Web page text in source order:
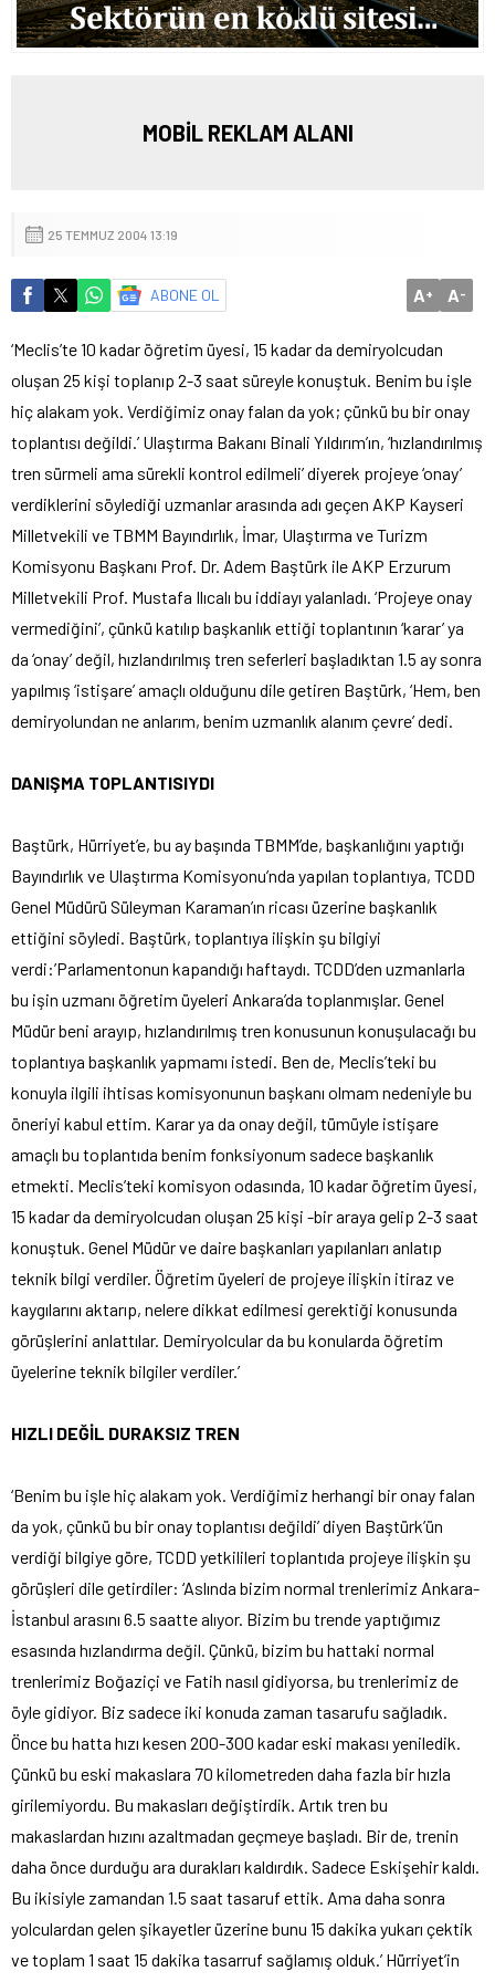
MOBİL REKLAM ALANI
25 TEMMUZ 2004 13:19
ABONE OL A+ A-
‘Meclis’te 10 kadar öğretim üyesi, 15 kadar da demiryolcudan
oluşan 25 kişi toplanıp 2-3 saat süreyle konuştuk. Benim bu işle
hiç alakam yok. Verdiğimiz onay falan da yok; çünkü bu bir onay
toplantısı değildi.’ Ulaştırma Bakanı Binali Yıldırım’ın, ‘hızlandırılmış
tren sürmeli ama sürekli kontrol edilmeli’ diyerek projeye ‘onay’
verdiklerini söylediği uzmanlar arasında adı geçen AKP Kayseri
Milletvekili ve TBMM Bayındırlık, İmar, Ulaştırma ve Turizm
Komisyonu Başkanı Prof. Dr. Adem Baştürk ile AKP Erzurum
Milletvekili Prof. Mustafa Ilıcalı bu iddiayı yalanladı. ‘Projeye onay
vermediğini’, çünkü katılıp başkanlık ettiği toplantının ‘karar’ ya
da ‘onay’ değil, hızlandırılmış tren seferleri başladıktan 1.5 ay sonra
yapılmış ‘istişare’ amaçlı olduğunu dile getiren Baştürk, ‘Hem, ben
demiryolundan ne anlarım, benim uzmanlık alanım çevre’ dedi.
DANIŞMA TOPLANTISIYDI
Baştürk, Hürriyet’e, bu ay başında TBMM’de, başkanlığını yaptığı
Bayındırlık ve Ulaştırma Komisyonu’nda yapılan toplantıya, TCDD
Genel Müdürü Süleyman Karaman’ın ricası üzerine başkanlık
ettiğini söyledi. Baştürk, toplantıya ilişkin şu bilgiyi
verdi:’Parlamentonun kapandığı haftaydı. TCDD’den uzmanlarla
bu işin uzmanı öğretim üyeleri Ankara’da toplanmışlar. Genel
Müdür beni arayıp, hızlandırılmış tren konusunun konuşulacağı bu
toplantıya başkanlık yapmamı istedi. Ben de, Meclis’teki bu
konuyla ilgili ihtisas komisyonunun başkanı olmam nedeniyle bu
öneriyi kabul ettim. Karar ya da onay değil, tümüyle istişare
amaçlı bu toplantıda benim fonksiyonum sadece başkanlık
etmekti. Meclis’teki komisyon odasında, 10 kadar öğretim üyesi,
15 kadar da demiryolcudan oluşan 25 kişi -bir araya gelip 2-3 saat
konuştuk. Genel Müdür ve daire başkanları yapılanları anlatıp
teknik bilgi verdiler. Öğretim üyeleri de projeye ilişkin itiraz ve
kaygılarını aktarıp, nelere dikkat edilmesi gerektiği konusunda
görüşlerini anlattılar. Demiryolcular da bu konularda öğretim
üyelerine teknik bilgiler verdiler.’
HIZLI DEĞİL DURAKSIZ TREN
‘Benim bu işle hiç alakam yok. Verdiğimiz herhangi bir onay falan
da yok, çünkü bu bir onay toplantısı değildi’ diyen Baştürk’ün
verdiği bilgiye göre, TCDD yetkilileri toplantıda projeye ilişkin şu
görüşleri dile getirdiler: ‘Aslında bizim normal trenlerimiz Ankara-
İstanbul arasını 6.5 saatte alıyor. Bizim bu trende yaptığımız
esasında hızlandırma değil. Çünkü, bizim bu hattaki normal
trenlerimiz Boğaziçi ve Fatih nasıl gidiyorsa, bu trenlerimiz de
öyle gidiyor. Biz sadece iki konuda zaman tasarufu sağladık.
Önce bu hatta hızı kesen 200-300 kadar eski makası yeniledik.
Çünkü bu eski makaslara 70 kilometreden daha fazla bir hızla
girilemiyordu. Bu makasları değiştirdik. Artık tren bu
makaslardan hızını azaltmadan geçmeye başladı. Bir de, trenin
daha önce durduğu ara durakları kaldırdık. Sadece Eskişehir kaldı.
Bu ikisiyle zamandan 1.5 saat tasaruf ettik. Ama daha sonra
yolculardan gelen şikayetler üzerine bunu 15 dakika yukarı çektik
ve toplam 1 saat 15 dakika tasarruf sağlamış olduk.’ Hürriyet’in